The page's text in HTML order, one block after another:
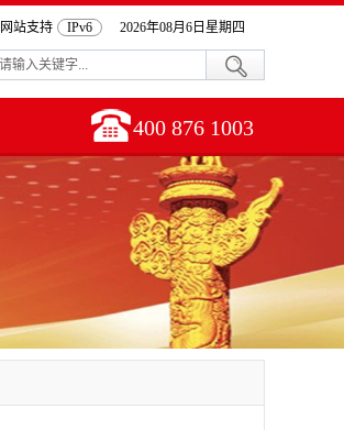
站支持 IPv6 2026年08月6日星期四
400 876 1003